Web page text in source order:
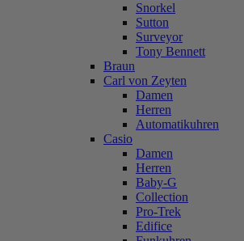
Snorkel
Sutton
Surveyor
Tony Bennett
Braun
Carl von Zeyten
Damen
Herren
Automatikuhren
Casio
Damen
Herren
Baby-G
Collection
Pro-Trek
Edifice